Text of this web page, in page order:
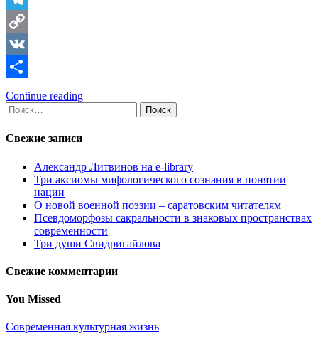
Telegram
Copy
Link
VK
Отправить
Continue reading
Найти:
Свежие записи
Александр Литвинов на e-library
Три аксиомы мифологического сознания в понятии
нации
О новой военной поэзии – саратовским читателям
Псевдоморфозы сакральности в знаковых пространствах
современности
Три души Свидригайлова
Свежие комментарии
You Missed
Современная культурная жизнь